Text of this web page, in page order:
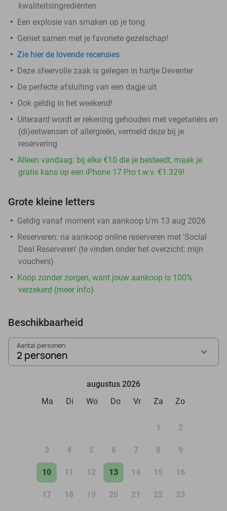
kwaliteitsingrediënten
Een explosie van smaken op je tong
Geniet samen met je favoriete gezelschap!
Zie hier de lovende recensies
Deze sfeervolle zaak is gelegen in hartje Deventer
De perfecte afsluiting van een dagje uit
Ook geldig in het weekend!
Uiteraard wordt er rekening gehouden met vegetariërs en
(di)eetwensen of allergieën, vermeld deze bij je
reservering
Alleen vandaag: bij elke €10 die je besteedt, maak je
gratis kans op een iPhone 17 Pro t.w.v. €1.329!
Grote kleine letters
Geldig vanaf moment van aankoop t/m 13 aug 2026
Reserveren: na aankoop online reserveren met 'Social
Deal Reserveren' (te vinden onder het overzicht: mijn
vouchers)
Koop zonder zorgen, want jouw aankoop is 100%
verzekerd (meer info)
Beschikbaarheid
Aantal personen:
2 personen
augustus 2026
Ma
Di Wo Do Vr Za Zo
1 2
3 4 5 6 7 8 9
10 11 12 13 14 15 16
17 18 19 20 21 22 23